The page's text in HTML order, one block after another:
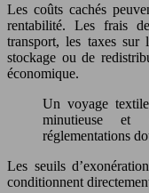
Les coûts cachés
rentabilité. Les frais
transport, les taxes sur
stockage ou de
économique.
Un voyage
minutieuse et
réglementations
Les seuils
conditionnent